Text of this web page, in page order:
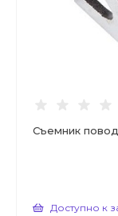
Съемник
Доступно к